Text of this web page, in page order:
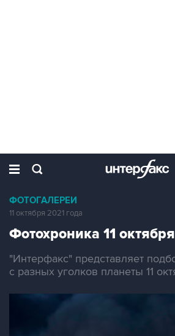
ФОТОГАЛЕРЕИ
11 октября 2021 года
Фотохроника 11 октября
"Интерфакс" представляет
с разных уголков планеты 11